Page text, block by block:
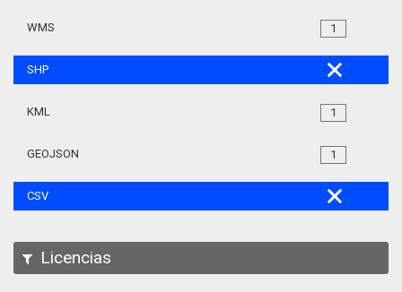
1
WMS
SHP
1
KML
1
GEOJSON
CSV
Licencias